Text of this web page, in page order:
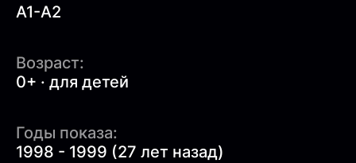
A1-A2
Возраст:
0+ · для детей
Годы показа:
1998 - 1999 (27 лет назад)